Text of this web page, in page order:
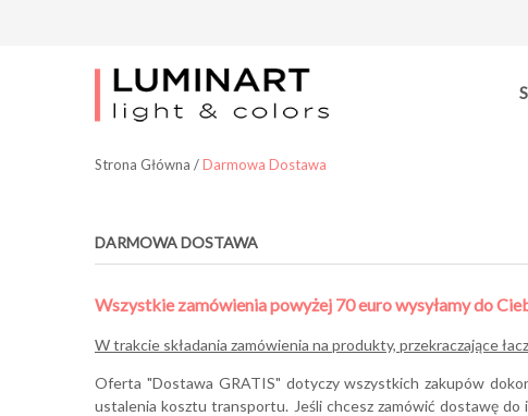
Strona Główna /Darmowa Dostawa
DARMOWA DOSTAWA
Wszystkie zamówienia powyżej 70 euro wysyłamy do
W trakcie składania zamówienia na produkty, przekraczające
Oferta "Dostawa GRATIS" dotyczy wszystkich zakupów
ustalenia kosztu transportu. Jeśli chcesz zamówić dostawę do